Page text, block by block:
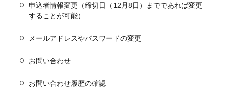
申込者情報変更（締切日（12月8日）までであれば変更
することが可能）
メールアドレスやパスワードの変更
お問い合わせ
お問い合わせ履歴の確認